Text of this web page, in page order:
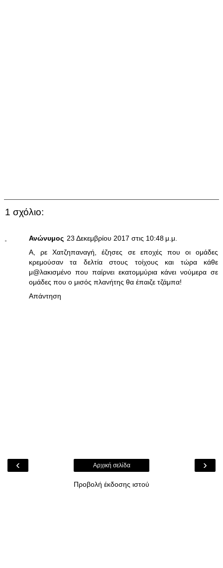
1 σχόλιο:
Ανώνυμος 23 Δεκεμβρίου 2017 στις 10:48 μ.μ.
Α, ρε Χατζηπαναγή, έζησες σε εποχές που οι ομάδες
κρεμούσαν τα δελτία στους τοίχους και τώρα κάθε
μ@λακισμένο που παίρνει εκατομμύρια κάνει νούμερα σε
ομάδες που ο μισός πλανήτης θα έπαιζε τζάμπα!
Απάντηση
‹ ›
Αρχική σελίδα
Προβολή έκδοσης ιστού